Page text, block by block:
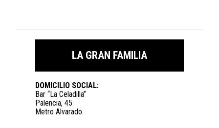
LA GRAN FAMILIA
DOMICILIO SOCIAL:
Bar “La Celadilla”
Palencia, 45
Metro Alvarado.